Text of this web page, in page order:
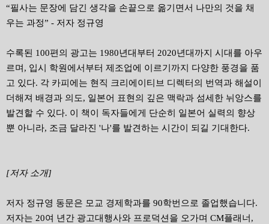
“필사는 문장에 담긴 생각을 손끝으로 옮기면서 나만의 것을 채
우는 과정” - 저자 정규영
수록된 100편의 광고는 1980년대부터 2020년대까지 시대를 아우
르며, 입시 학원에서부터 제조업에 이르기까지 다양한 풍경을 품
고 있다. 각 카피에는 현직 크리에이티브 디렉터의 번역과 해설이
더해져 배경과 의도, 일본어 표현의 깊은 맥락과 섬세한 뉘앙스를
발견할 수 있다. 이 책이 독자들에게 단순히 일본어 실력의 향상
뿐 아니라, 조금 달라진 '나'를 발견하는 시간이 되길 기대한다.
[저자 소개]
저자 정규영 동문은 모교 경제학과를 90학번으로 졸업했습니다.
저자는 20여 년간 광고대행사와 프로덕션을 오가며 CM플래너,